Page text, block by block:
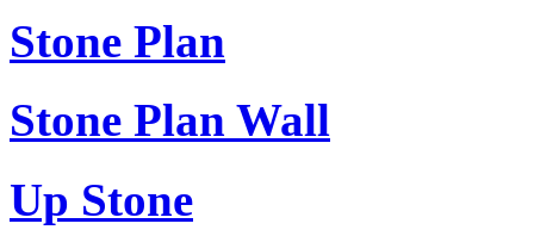
Stone Plan
Stone Plan Wall
Up Stone